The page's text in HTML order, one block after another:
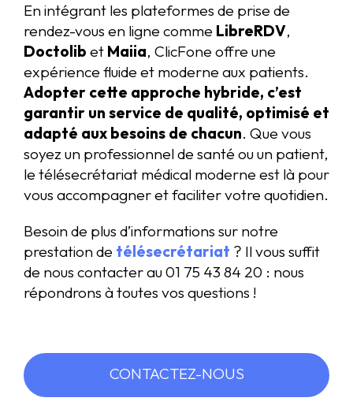
En intégrant les plateformes de prise de
rendez-vous en ligne comme LibreRDV,
Doctolib et Maiia, ClicFone offre une
expérience fluide et moderne aux patients.
Adopter cette approche hybride, c’est
garantir un service de qualité, optimisé et
adapté aux besoins de chacun. Que vous
soyez un professionnel de santé ou un patient,
le télésecrétariat médical moderne est là pour
vous accompagner et faciliter votre quotidien.
Besoin de plus d’informations sur notre
prestation de télésecrétariat ? Il vous suffit
de nous contacter au 01 75 43 84 20 : nous
répondrons à toutes vos questions !
CONTACTEZ-NOUS